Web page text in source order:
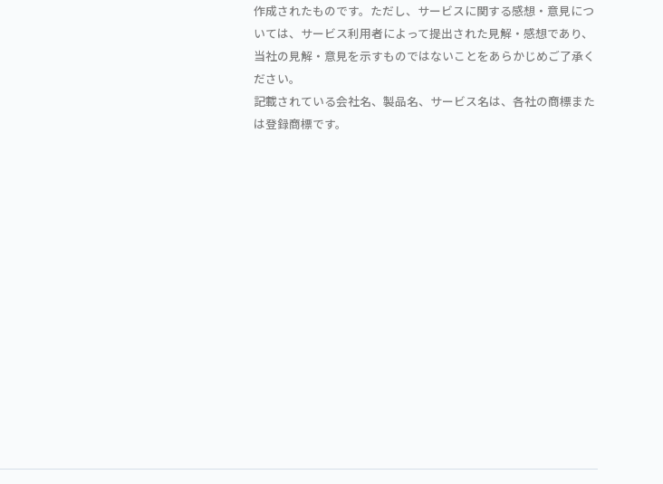
作成されたものです。ただし、サービスに関する感想・意見につ
いては、サービス利用者によって提出された見解・感想であり、
当社の見解・意見を示すものではないことをあらかじめご了承く
ださい。
記載されている会社名、製品名、サービス名は、各社の商標また
は登録商標です。